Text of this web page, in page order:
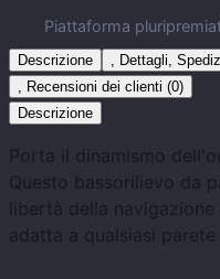
Piattaforma
Descrizione , Dettagli,
, Recensioni dei clienti (0)
Descrizione
Porta il dinamismo
Questo bassorilievo da
libertà della
adatta a qualsiasi